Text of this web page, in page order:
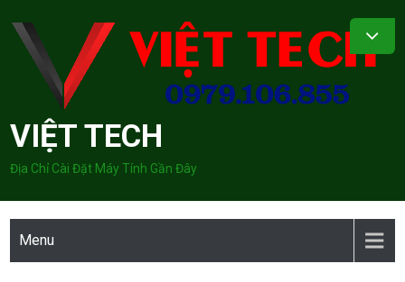
content
VIỆT TECH
Địa Chỉ Cài Đặt Máy Tính Gần Đây
Menu